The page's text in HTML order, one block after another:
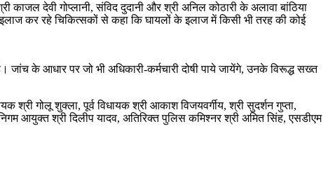
देवी गोप्लानी, संविद दुदानी और श्री अनिल कोठारी के अलावा बांठिया
कर रहे चिकित्सकों से कहा कि घायलों के इलाज में किसी भी तरह की कोई
के आधार पर जो भी अधिकारी-कर्मचारी दोषी पाये जायेंगे, उनके विरूद्ध सख्त
श्री गोलू शुक्ला, पूर्व विधायक श्री आकाश विजयवर्गीय, श्री सुदर्शन गुप्ता,
आयुक्त श्री दिलीप यादव, अतिरिक्त पुलिस कमिश्नर श्री अमित सिंह, एसडीएम